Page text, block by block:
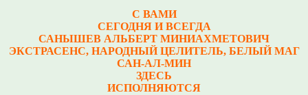
С ВАМИ
СЕГОДНЯ И ВСЕГДА
САНЫШЕВ АЛЬБЕРТ МИНИАХМЕТОВИЧ
ЭКСТРАСЕНС, НАРОДНЫЙ ЦЕЛИТЕЛЬ, БЕЛЫЙ МАГ
САН-АЛ-МИН
ЗДЕСЬ
ИСПОЛНЯЮТСЯ